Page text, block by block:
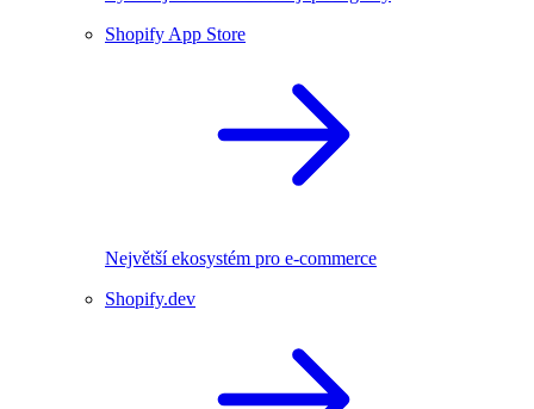
Shopify App Store
Největší ekosystém pro e-commerce
Shopify.dev